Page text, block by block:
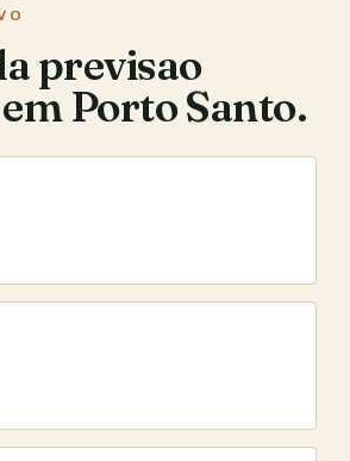
previsao
Porto Santo.